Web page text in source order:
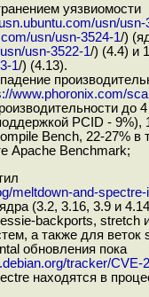
уязвиомости
usn/usn-
usn/usn-3524-1/)
usn-3522-1/) (4.4) и
1/) (4.13).
www.phoronix.com/
до
PCID - 9%),
Bench, 22-27% в
Apache Benchmark;
meltdown-and-spectre-
(3.2, 3.16, 3.9 и
backports, stretch
а также для веток
обновления пока
tracker/CVE-
находятся в